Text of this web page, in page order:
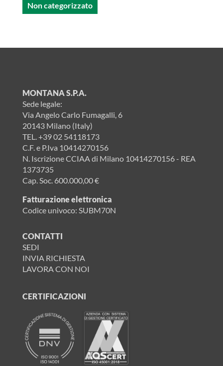
Non categorizzato
MONTANA S.P.A.
Sede legale:
Via Angelo Carlo Fumagalli, 6
20143 Milano (Italy)
TEL.+39 02 54118173
C.F. e P.Iva 10414270156
N. Iscrizione CCIAA di Milano 10414270156 - REA
1373735
Cap. Soc. 600.000,00 €
Fatturazione elettronica
Codice univoco: SUBM70N
CONTATTI
SEDI
INVIA RICHIESTA
LAVORA CON NOI
CERTIFICAZIONI